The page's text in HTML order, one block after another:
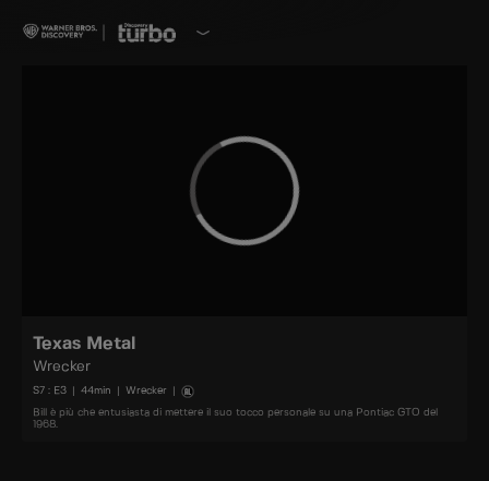
Texas Metal
Wrecker
S7 : E3 44min Wrecker
Bill è più che entusiasta di mettere il suo tocco personale su una Pontiac GTO del
1968.